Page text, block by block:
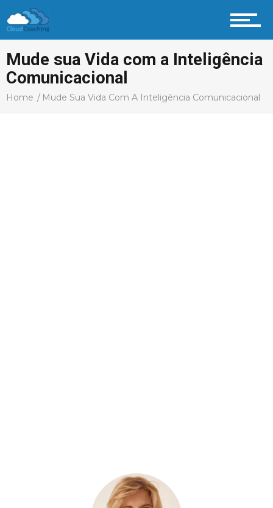
Mude sua Vida com a Inteligência
Comunicacional
Home Mude Sua Vida Com A Inteligência Comunicacional